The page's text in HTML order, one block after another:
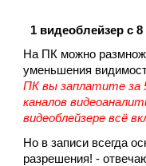
1 видеоблейзер с
На ПК можно
уменьшения
ПК вы заплатите за
каналов
видеоблейзере всё
Но в записи всегда
разрешения! -